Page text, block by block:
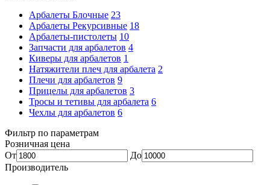
Арбалеты Блочные 23
Арбалеты Рекурсивные 18
Арбалеты-пистолеты 10
Запчасти для арбалетов 4
Киверы для арбалетов 1
Натяжители плеч для арбалета 2
Плечи для арбалетов 9
Прицелы для арбалетов 3
Тросы и тетивы для арбалета 6
Чехлы для арбалетов 6
Фильтр по параметрам
Розничная цена
От
До
Производитель